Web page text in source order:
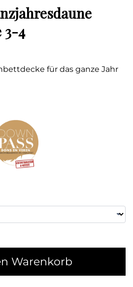
3-4
für das ganze Jahr
Warenkorb